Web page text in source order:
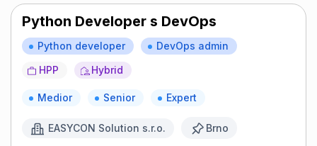
Python Developer s DevOps
Python developer
DevOps admin
HPP
Hybrid
Medior Senior Expert
EASYCON Solution s.r.o. Brno